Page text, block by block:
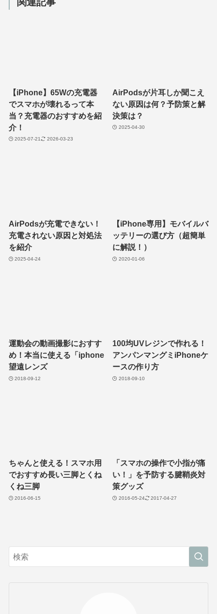
【iPhone】65Wの充電器
でスマホが壊れるって本
当？充電器のおすすめを紹
介！
2025-07-21 2026-03-23
AirPodsが片耳しか聞こえ
ない原因は何？予防策と解
決策は？
2025-04-30
AirPodsが充電できない！
充電されない原因と対処法
を紹介
2025-04-24
【iPhone専用】モバイルバ
ッテリーの選び方（超簡単
に解説！）
2020-01-06
運動会の動画撮影におすす
め！本当に使える「iphone
望遠レンズ
2018-09-12
100均UVレジンで作れる！
アンパンマングミiPhoneケ
ースの作り方
2018-09-10
ちゃんと使える！スマホ用
でおすすめ長い三脚とくね
くね三脚
2016-06-15
「スマホの操作で小指が痛
い！」を予防する腱鞘炎対
策グッズ
2016-05-24 2017-04-27